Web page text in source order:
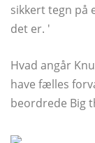
sikkert tegn på
det er. '
Hvad angår
have fælles
beordrede Big